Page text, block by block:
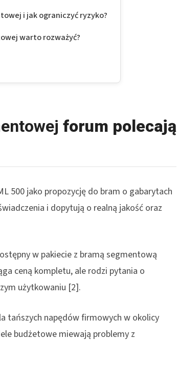
i jak ograniczyć ryzyko?
warto rozważyć?
forum polecają
500 jako propozycję do bram o gabarytach
i dopytują o realną jakość oraz
w pakiecie z bramą segmentową
ceną kompletu, ale rodzi pytania o
użytkowaniu [2].
tańszych napędów firmowych w okolicy
budżetowe miewają problemy z